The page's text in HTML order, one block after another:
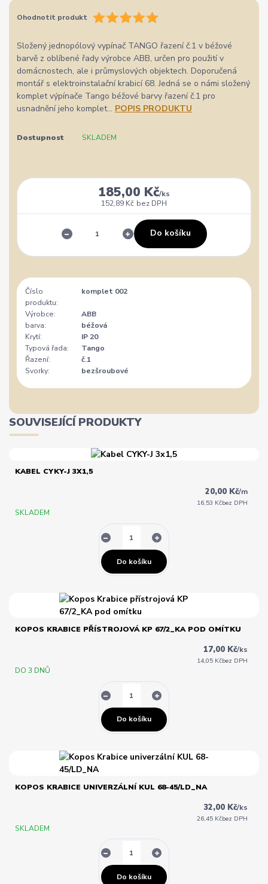
Ohodnotit produkt
Složený jednopólový vypínač TANGO řazení č.1 v béžové
barvě z oblíbené řady výrobce ABB, určen pro použití v
domácnostech, ale i průmyslových objektech. Doporučená
montář s elektroinstalační krabicí 68. Jedná se o námi složený
komplet výpínače Tango béžové barvy řazení č.1 pro
usnadnění jeho komplet... POPIS PRODUKTU
Dostupnost SKLADEM
185,00 Kč/ks
152,89 Kč bez DPH
Do košíku
Číslo
produktu:
komplet 002
Výrobce:
ABB
barva:
béžová
Krytí:
IP 20
Typová řada:
Tango
Řazení:
č.1
Svorky:
bezšroubové
SOUVISEJÍCÍ PRODUKTY
KABEL CYKY-J 3X1,5
20,00 Kč/m
16,53 Kčbez DPH
SKLADEM
Do košíku
KOPOS KRABICE PŘÍSTROJOVÁ KP 67/2_KA POD OMÍTKU
17,00 Kč/ks
14,05 Kčbez DPH
DO 3 DNŮ
Do košíku
KOPOS KRABICE UNIVERZÁLNÍ KUL 68-45/LD_NA
32,00 Kč/ks
26,45 Kčbez DPH
SKLADEM
Do košíku